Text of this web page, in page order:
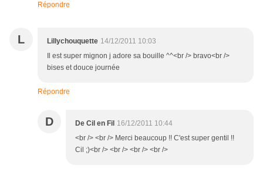
Répondre
L Lillychouquette 14/12/2011 10:03
Il est super mignon j adore sa bouille ^^<br /> bravo<br />
bises et douce journée
Répondre
D De Cil en Fil 16/12/2011 10:44
<br /> <br /> Merci beaucoup !! C'est super gentil !!
Cil ;)<br /> <br /> <br /> <br />